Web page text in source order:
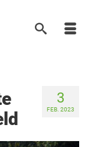
3
FEB. 2023